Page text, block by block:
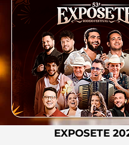
EXPOSETE